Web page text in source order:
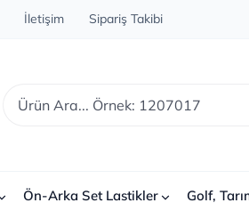
İletişim Sipariş Takibi
Ön-Arka Set Lastikler Golf,